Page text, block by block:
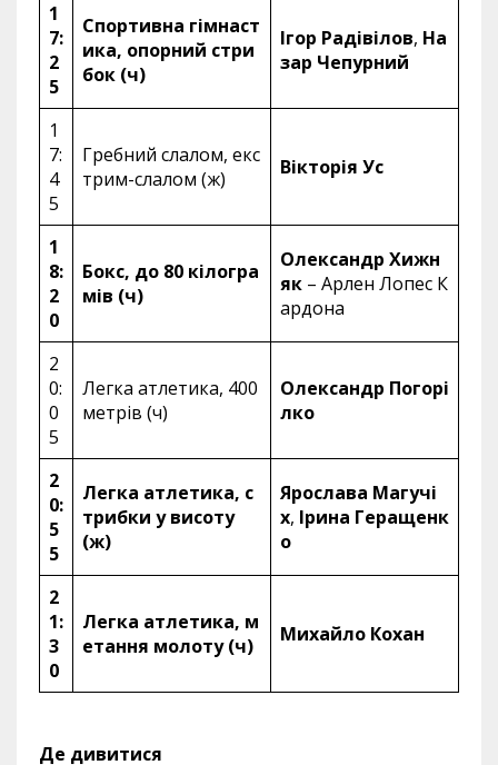
1
7:
2
5
Спортивна гімнаст
ика, опорний стри
бок (ч)
Ігор Радівілов, На
зар Чепурний
1
7:
4
5
Гребний слалом, екс
трим-слалом (ж)
Вікторія Ус
1
8:
2
0
Бокс, до 80 кілогра
мів (ч)
Олександр Хижн
як – Арлен Лопес К
ардона
2
0:
0
5
Легка атлетика, 400
метрів (ч)
Олександр Погорі
лко
2
0:
5
5
Легка атлетика, с
трибки у висоту
(ж)
Ярослава Магучі
х, Ірина Геращенк
о
2
1:
3
0
Легка атлетика, м
етання молоту (ч)
Михайло Кохан
Де дивитися